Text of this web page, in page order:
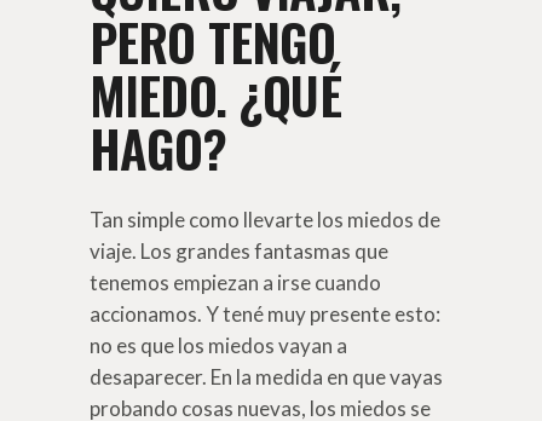
PERO TENGO
MIEDO. ¿QUÉ
HAGO?
Tan simple como llevarte los miedos de
viaje. Los grandes fantasmas que
tenemos empiezan a irse cuando
accionamos. Y tené muy presente esto:
no es que los miedos vayan a
desaparecer. En la medida en que vayas
probando cosas nuevas, los miedos se